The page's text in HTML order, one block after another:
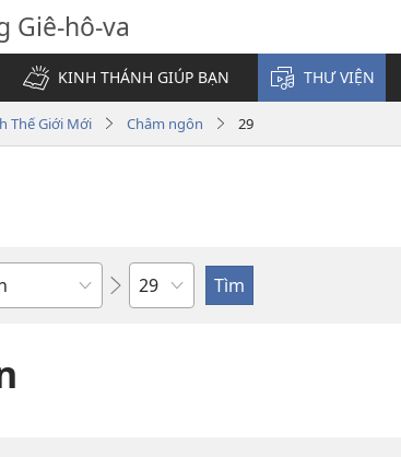
Giê-hô-va
KINH THÁNH GIÚP BẠN THƯ VIỆN
Thế Giới Mới Châm ngôn 29
Chương